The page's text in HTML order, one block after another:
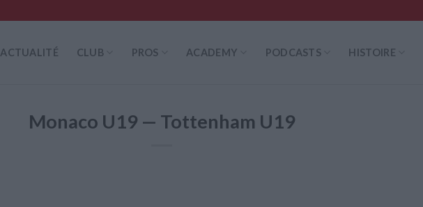
ACTUALITÉ CLUB PROS ACADEMY PODCASTS HISTOIRE
Monaco U19 — Tottenham U19